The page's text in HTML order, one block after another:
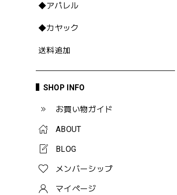
◆アパレル
◆カヤック
送料追加
SHOP INFO
お買い物ガイド
ABOUT
BLOG
メンバーシップ
マイページ